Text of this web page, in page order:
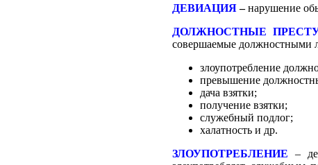
ДЕВИАЦИЯ–нарушение
ДОЛЖНОСТНЫЕ
совершаемые должностными
злоупотребление
превышение
дача взятки;
получение взятки;
служебный подлог;
халатность и др.
ЗЛОУПОТРЕБЛЕНИЕ –